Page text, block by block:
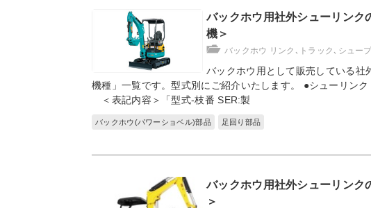
バックホウ用社外シューリンク
機＞
バックホウ リンク､トラック､シュー
バックホウ用として販売している社
機種」一覧です。型式別にご紹介いたします。 ●シューリン
＜表記内容＞「型式-枝番 SER:製
バックホウ(パワーショベル)部品 足回り部品
バックホウ用社外シューリンク
＞